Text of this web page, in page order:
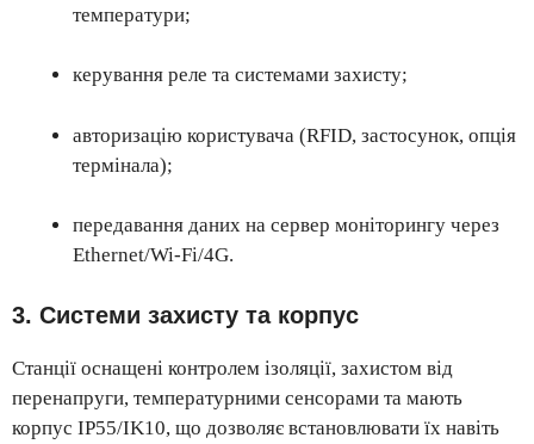
температури;
керування реле та системами захисту;
авторизацію користувача (RFID, застосунок, опція
термінала);
передавання даних на сервер моніторингу через
Ethernet/Wi-Fi/4G.
3. Системи захисту та корпус
Станції оснащені контролем ізоляції, захистом від
перенапруги, температурними сенсорами та мають
корпус IP55/IK10, що дозволяє встановлювати їх навіть